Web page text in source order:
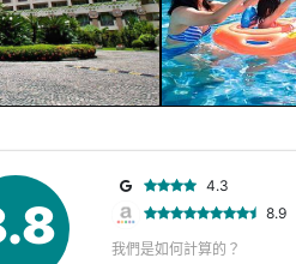
4.3
8.9
我們是如何計算的？